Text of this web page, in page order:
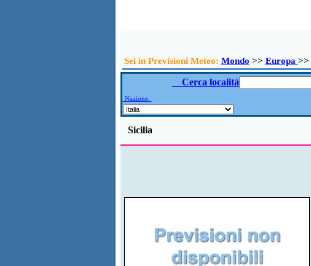
Sei in Previsioni Meteo: Mondo >> Europa >>
Cerca località
Nazione:
Sicilia